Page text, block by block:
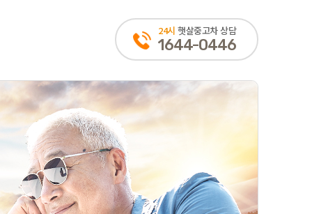
24시 햇살중고차 상담
1644-0446